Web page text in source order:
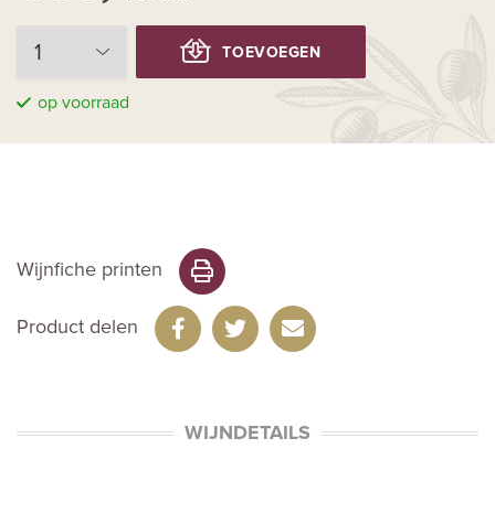
TOEVOEGEN
op voorraad
Wijnfiche printen
Product delen
WIJNDETAILS